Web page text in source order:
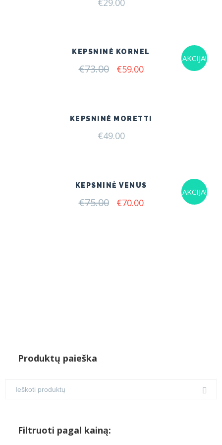
AKCIJA!
KEPSNINĖ KORNEL
€73.00 Original
€59.00Current
KEPSNINĖ MORETTI
€49.00
AKCIJA!
KEPSNINĖ VENUS
€75.00 Original
€70.00Current
Produktų paieška
Filtruoti pagal kainą: